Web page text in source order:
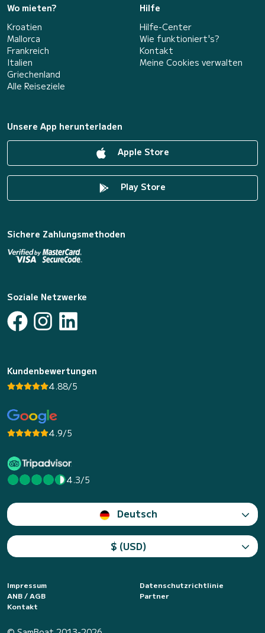
Wo mieten?
Kroatien
Mallorca
Frankreich
Italien
Griechenland
Alle Reiseziele
Hilfe
Hilfe-Center
Wie funktioniert's?
Kontakt
Meine Cookies verwalten
Unsere App herunterladen
Apple Store
Play Store
Sichere Zahlungsmethoden
Soziale Netzwerke
Kundenbewertungen
4.88/5
4.9/5
4.3/5
Deutsch
$ (USD)
Impressum
Datenschutzrichtlinie
ANB / AGB
Partner
Kontakt